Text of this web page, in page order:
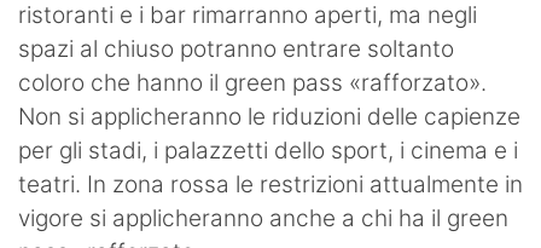
ristoranti e i bar rimarranno aperti, ma negli
spazi al chiuso potranno entrare soltanto
coloro che hanno il green pass «rafforzato».
Non si applicheranno le riduzioni delle capienze
per gli stadi, i palazzetti dello sport, i cinema e i
teatri. In zona rossa le restrizioni attualmente in
vigore si applicheranno anche a chi ha il green